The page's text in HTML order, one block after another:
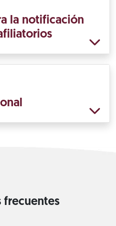
la notificación
frecuentes